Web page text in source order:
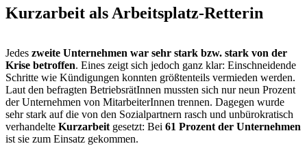
Kurzarbeit als Arbeitsplatz-Retterin
Jedes zweite Unternehmen war sehr stark bzw. stark von der
Krise betroffen. Eines zeigt sich jedoch ganz klar: Einschneidende
Schritte wie Kündigungen konnten größtenteils vermieden werden.
Laut den befragten BetriebsrätInnen mussten sich nur neun Prozent
der Unternehmen von MitarbeiterInnen trennen. Dagegen wurde
sehr stark auf die von den Sozialpartnern rasch und unbürokratisch
verhandelte Kurzarbeit gesetzt: Bei 61 Prozent der Unternehmen
ist sie zum Einsatz gekommen.